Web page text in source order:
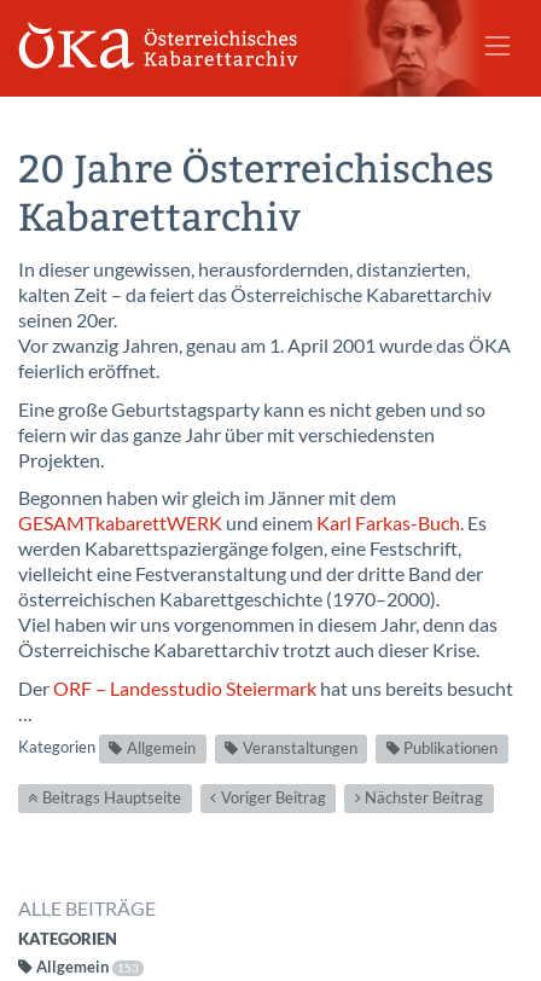
20 Jahre Österreichisches
Kabarettarchiv
In dieser ungewissen, herausfordernden, distanzierten,
kalten Zeit – da feiert das Österreichische Kabarettarchiv
seinen 20er.
Vor zwanzig Jahren, genau am 1. April 2001 wurde das ÖKA
feierlich eröffnet.
Eine große Geburtstagsparty kann es nicht geben und so
feiern wir das ganze Jahr über mit verschiedensten
Projekten.
Begonnen haben wir gleich im Jänner mit dem
GESAMTkabarettWERK und einem Karl Farkas-Buch. Es
werden Kabarettspaziergänge folgen, eine Festschrift,
vielleicht eine Festveranstaltung und der dritte Band der
österreichischen Kabarettgeschichte (1970–2000).
Viel haben wir uns vorgenommen in diesem Jahr, denn das
Österreichische Kabarettarchiv trotzt auch dieser Krise.
DerORF – Landesstudio Steiermark hat uns bereits besucht
…
Kategorien Allgemein Veranstaltungen Publikationen
Beitrags Hauptseite Voriger Beitrag Nächster Beitrag
ALLE BEITRÄGE
KATEGORIEN
Allgemein 153